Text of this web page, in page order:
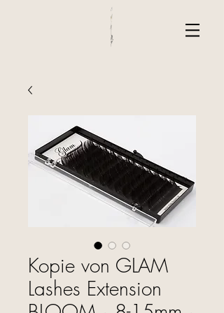
Kopie von GLAM
Lashes Extension